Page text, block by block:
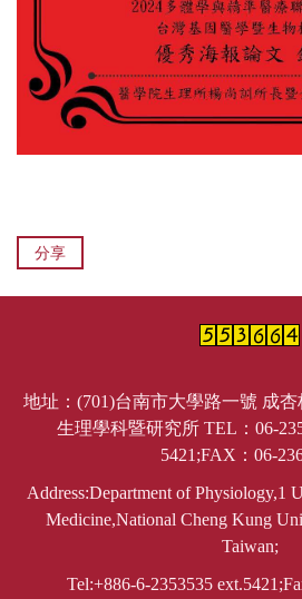
分享
地址：(701)台南市大學路一號 成
生理學科暨研究所 TEL：06-
5421;FAX：06-
Address:Department of Physiology,1
Medicine,National Cheng Kung
Taiwan;
Tel:+886-6-2353535